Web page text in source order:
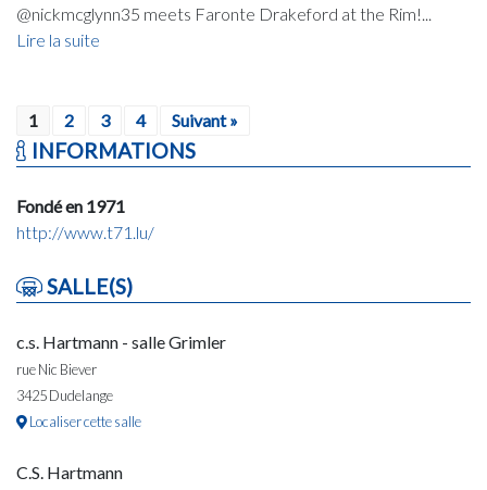
@nickmcglynn35 meets Faronte Drakeford at the Rim!...
Lire la suite
1 2 3 4 Suivant »
INFORMATIONS
Fondé en 1971
http://www.t71.lu/
SALLE(S)
c.s. Hartmann - salle Grimler
rue Nic Biever
3425 Dudelange
Localiser cette salle
C.S. Hartmann